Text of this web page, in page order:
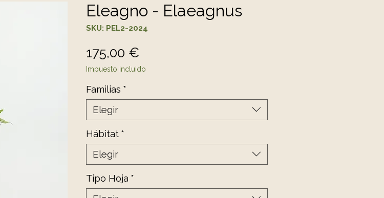
Eleagno - Elaeagnus
SKU: PEL2-2024
175,00 €
Impuesto incluido
Familias *
Elegir
Hábitat *
Elegir
Tipo Hoja *